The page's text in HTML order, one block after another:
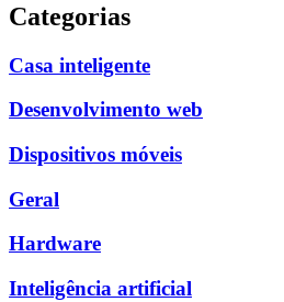
Categorias
Casa inteligente
Desenvolvimento web
Dispositivos móveis
Geral
Hardware
Inteligência artificial